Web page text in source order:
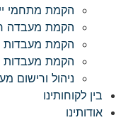
הקמת מתחמי
הקמת מעבדה
הקמת מעבדות
הקמת מעבדות
ניהול ורישום
בין לקוחותינו
אודותינו